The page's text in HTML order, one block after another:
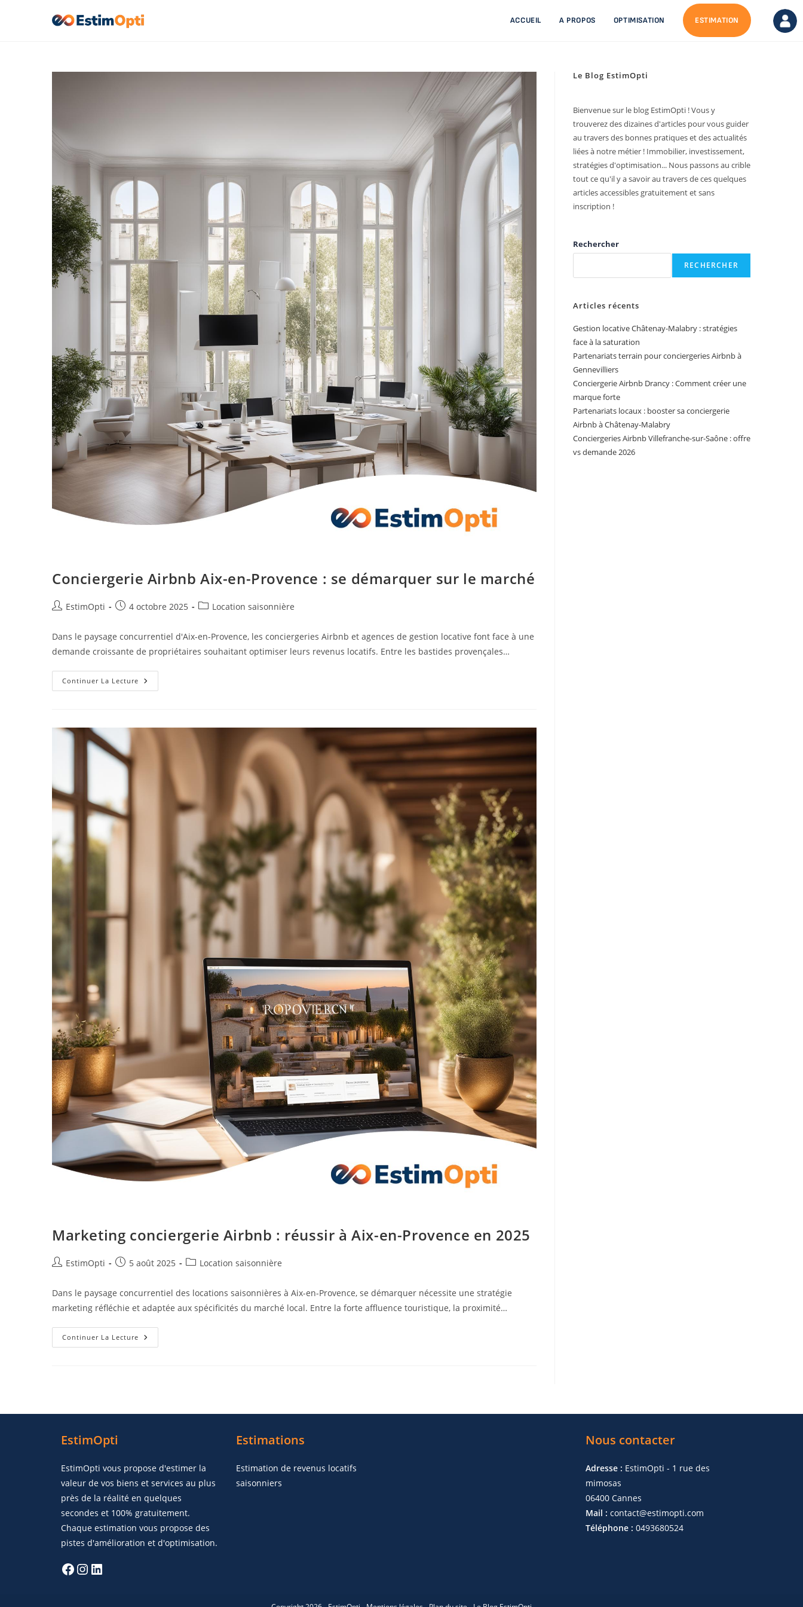
ACCUEIL A PROPOS OPTIMISATION ESTIMATION
Conciergerie Airbnb Aix-en-Provence : se démarquer sur le marché
EstimOpti 4 octobre 2025 Location saisonnière
Dans le paysage concurrentiel d'Aix-en-Provence, les conciergeries Airbnb et agences de gestion locative font face à une
demande croissante de propriétaires souhaitant optimiser leurs revenus locatifs. Entre les bastides provençales…
Continuer La Lecture
Marketing conciergerie Airbnb : réussir à Aix-en-Provence en 2025
EstimOpti 5 août 2025 Location saisonnière
Dans le paysage concurrentiel des locations saisonnières à Aix-en-Provence, se démarquer nécessite une stratégie
marketing réfléchie et adaptée aux spécificités du marché local. Entre la forte affluence touristique, la proximité…
Continuer La Lecture
Le Blog EstimOpti
Bienvenue sur le blog EstimOpti ! Vous y
trouverez des dizaines d'articles pour vous guider
au travers des bonnes pratiques et des actualités
liées à notre métier ! Immobilier, investissement,
stratégies d'optimisation... Nous passons au crible
tout ce qu'il y a savoir au travers de ces quelques
articles accessibles gratuitement et sans
inscription !
Rechercher
RECHERCHER
Articles récents
Gestion locative Châtenay-Malabry : stratégies
face à la saturation
Partenariats terrain pour conciergeries Airbnb à
Gennevilliers
Conciergerie Airbnb Drancy : Comment créer une
marque forte
Partenariats locaux : booster sa conciergerie
Airbnb à Châtenay-Malabry
Conciergeries Airbnb Villefranche-sur-Saône : offre
vs demande 2026
EstimOpti
EstimOpti vous propose d'estimer la
valeur de vos biens et services au plus
près de la réalité en quelques
secondes et 100% gratuitement.
Chaque estimation vous propose des
pistes d'amélioration et d'optimisation.
Estimations
Estimation de revenus locatifs
saisonniers
Nous contacter
Adresse : EstimOpti - 1 rue des
mimosas
06400 Cannes
Mail : contact@estimopti.com
Téléphone : 0493680524